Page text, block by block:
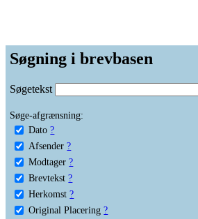
Søgning i brevbasen
Søgetekst
Søge-afgrænsning:
Dato ?
Afsender ?
Modtager ?
Brevtekst ?
Herkomst ?
Original Placering ?